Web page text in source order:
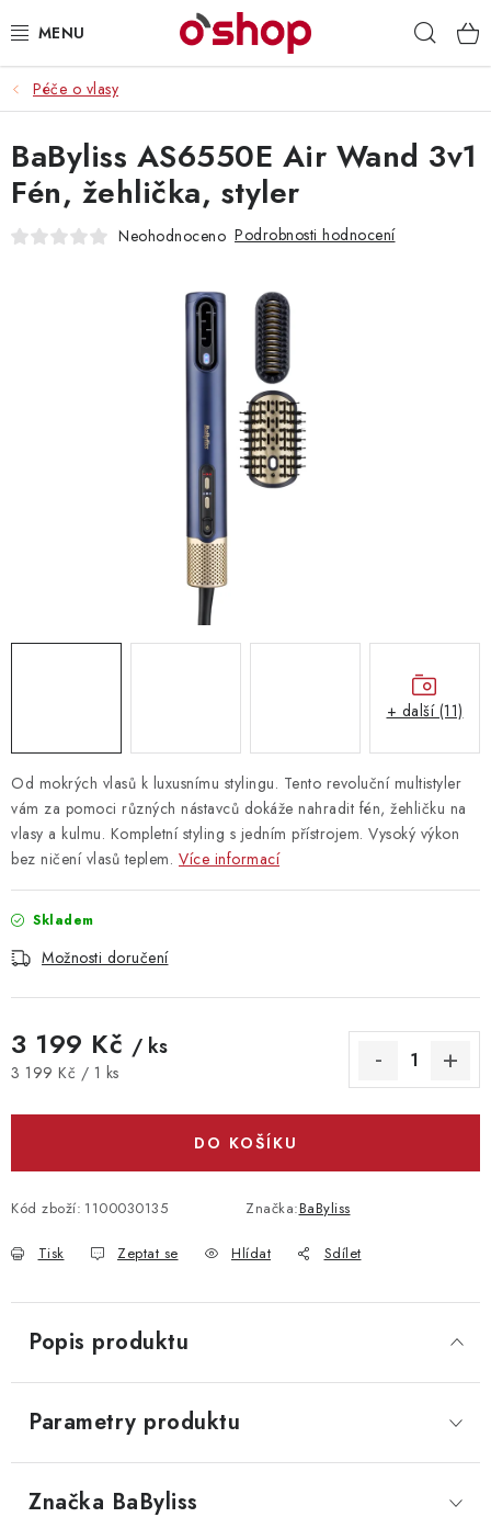
na
OSOBNÍ PÉČE
POTRAVINY
HRAČKY 🧸
ZACHRAŇTE PRODUKTY
Obchodní podmínky
Podmínky ochrany osobních údajů
Servis a reklamace
Péče o vlasy
Od mokrých vlasů k luxusnímu stylingu. Tento revoluční multistyler
vám za pomoci různých nástavců dokáže nahradit fén, žehličku na
vlasy a kulmu. Kompletní styling s jedním přístrojem. Vysoký výkon
bez ničení vlasů teplem. Více informací
Skladem
Možnosti doručení
3 199 Kč / ks
Měrná cena:
3 199 Kč / 1 ks
DO KOŠÍKU
Kód zboží: 1100030135 Značka:BaByliss
Tisk Zeptat se Hlídat Sdílet
BaByliss AS6550E Air Wand 3v1
Fén, žehlička, styler
Neohodnoceno Podrobnosti hodnocení
+ další (11)
Popis produktu
Parametry produktu
Značka BaByliss